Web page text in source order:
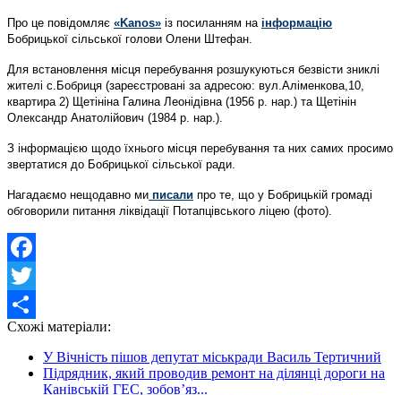
Про це повідомляє «Kanos» із посиланням на інформацію
Бобрицької сільської голови Олени Штефан.
Для встановлення місця перебування розшукуються безвісти зниклі
жителі с.Бобриця (зареєстровані за адресою: вул.Аліменкова,10,
квартира 2) Щетініна Галина Леонідівна (1956 р. нар.) та Щетінін
Олександр Анатолійович (1984 р. нар.).
З інформацією щодо їхнього місця перебування та них самих просимо
звертатися до Бобрицької сільської ради.
Нагадаємо нещодавно ми писали про те, що у Бобрицькій громаді
обговорили питання ліквідації Потапцівського ліцею (фото).
Facebook
Twitter
Share
Схожі матеріали:
У Вічність пішов депутат міськради Василь Тертичний
Підрядник, який проводив ремонт на ділянці дороги на
Канівській ГЕС, зобов’яз...